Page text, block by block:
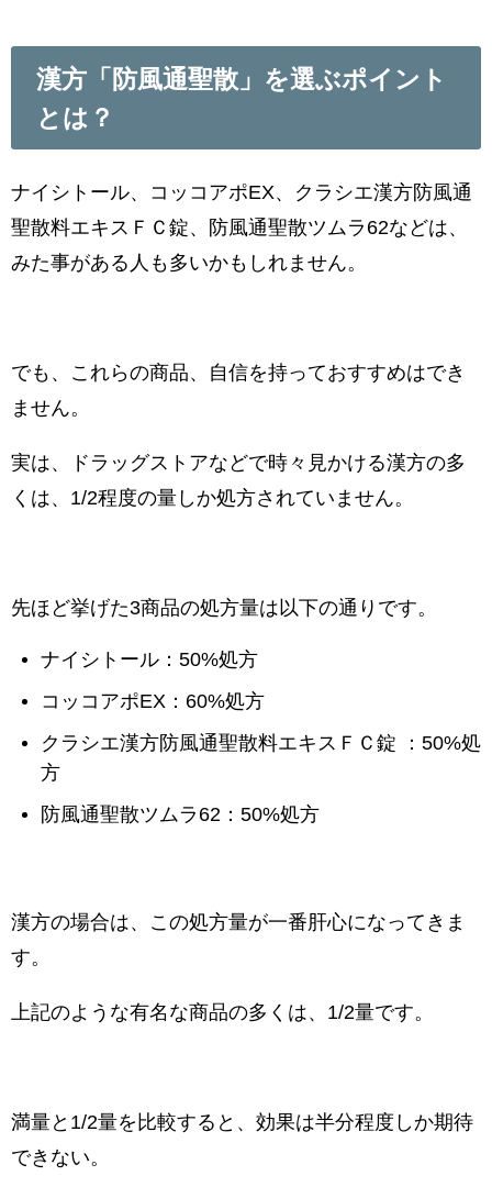
漢方「防風通聖散」を選ぶポイント
とは？
ナイシトール、コッコアポEX、
クラシエ漢方防風通
聖散料エキスＦＣ錠、
防風通聖散ツムラ62などは、
みた事がある人も多いかもしれません。
でも、これらの商品、自信を持っておすすめはでき
ません。
実は、ドラッグストアなどで時々見かける漢方の多
くは、1/2程度の量しか処方されていません。
先ほど挙げた3商品の処方量は以下の通りです。
ナイシトール：50%処方
コッコアポEX：60%処方
クラシエ漢方防風通聖散料エキスＦＣ錠
：50%処
方
防風通聖散ツムラ62：50%処方
漢方の場合は、この処方量が一番肝心になってきま
す。
上記のような有名な商品の多くは、1/2量です。
満量と1/2量を比較すると、効果は半分程度しか期待
できない。